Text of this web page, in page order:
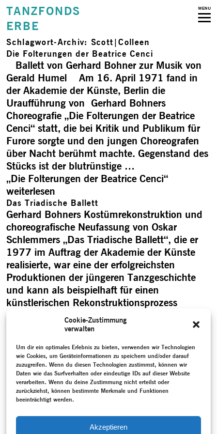
Cookie-Zustimmung
verwalten
Um dir ein optimales Erlebnis zu bieten, verwenden wir Technologien
wie Cookies, um Geräteinformationen zu speichern und/oder darauf
zuzugreifen. Wenn du diesen Technologien zustimmst, können wir
Daten wie das Surfverhalten oder eindeutige IDs auf dieser Website
verarbeiten. Wenn du deine Zustimmung nicht erteilst oder
zurückziehst, können bestimmte Merkmale und Funktionen
beeinträchtigt werden.
Akzeptieren
TANZFONDS
ERBE
MENU
Schlagwort-Archiv: Scott|Colleen
Die Folterungen der Beatrice Cenci
Ballett von Gerhard Bohner zur Musik von
Gerald Humel Am 16. April 1971 fand in
der Akademie der Künste, Berlin die
Uraufführung von Gerhard Bohners
Choreografie „Die Folterungen der Beatrice
Cenci“ statt, die bei Kritik und Publikum für
Furore sorgte und den jungen Choreografen
über Nacht berühmt machte. Gegenstand des
Stücks ist der blutrünstige …
„Die Folterungen der Beatrice Cenci“
weiterlesen
Das Triadische Ballett
Gerhard Bohners Kostümrekonstruktion und
choreografische Neufassung von Oskar
Schlemmers „Das Triadische Ballett“, die er
1977 im Auftrag der Akademie der Künste
realisierte, war eine der erfolgreichsten
Produktionen der jüngeren Tanzgeschichte
und kann als beispielhaft für einen
künstlerischen Rekonstruktionsprozess
gesehen werden. 2014 initiierte die Akademie
der Künste im Rahmen von TANZFONDS
„Das Triadische Ballett“weiterlesen